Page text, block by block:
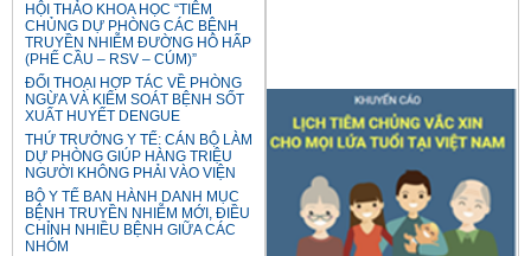
HỘI THẢO KHOA HỌC “TIÊM
CHỦNG DỰ PHÒNG CÁC BỆNH
TRUYỀN NHIỄM ĐƯỜNG HÔ HẤP
(PHẾ CẦU – RSV – CÚM)”
ĐỐI THOẠI HỢP TÁC VỀ PHÒNG
NGỪA VÀ KIỂM SOÁT BỆNH SỐT
XUẤT HUYẾT DENGUE
THỨ TRƯỞNG Y TẾ: CÁN BỘ LÀM
DỰ PHÒNG GIÚP HÀNG TRIỆU
NGƯỜI KHÔNG PHẢI VÀO VIỆN
BỘ Y TẾ BAN HÀNH DANH MỤC
BỆNH TRUYỀN NHIỄM MỚI, ĐIỀU
CHỈNH NHIỀU BỆNH GIỮA CÁC
NHÓM